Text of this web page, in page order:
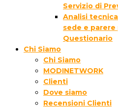
Servizio di
Analisi
sede e
Questionario
Chi Siamo
Chi Siamo
MODINETWORK
Clienti
Dove siamo
Recensioni Clienti